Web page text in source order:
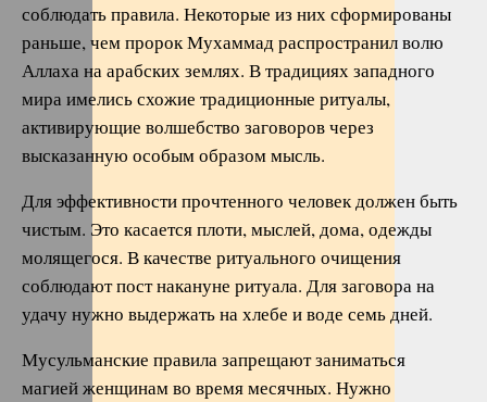
соблюдать правила. Некоторые из них сформированы
раньше, чем пророк Мухаммад распространил волю
Аллаха на арабских землях. В традициях западного
мира имелись схожие традиционные ритуалы,
активирующие волшебство заговоров через
высказанную особым образом мысль.
Для эффективности прочтенного человек должен быть
чистым. Это касается плоти, мыслей, дома, одежды
молящегося. В качестве ритуального очищения
соблюдают пост накануне ритуала. Для заговора на
удачу нужно выдержать на хлебе и воде семь дней.
Мусульманские правила запрещают заниматься
магией женщинам во время месячных. Нужно